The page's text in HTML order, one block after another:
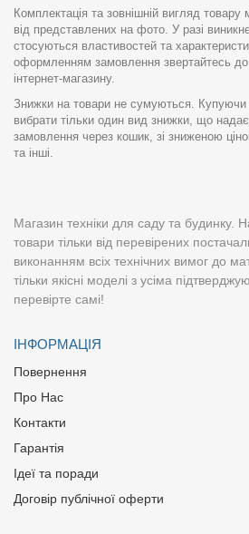
Комплектація та зовнішній вигляд товару
від представлених на фото. У разі
стосуються властивостей та
оформленням замовлення звертайтесь
інтернет-магазину.
Знижки на товари не сумуються.
вибрати тільки один вид знижки, що
замовлення через кошик, зі зниженою
та інші.
Магазин техніки для саду та будинку.
товари тільки від перевірених
виконанням всіх технічних вимог до
тільки якісні моделі з усіма
перевірте самі!
ІНФОРМАЦІЯ
Повернення
Про Нас
Контакти
Гарантія
Ідеї та поради
Договір публічної оферти